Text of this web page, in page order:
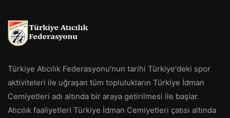
Türkiye Atıcılık Federasyonu'nun tarihi Türkiye'deki spor
aktiviteleri ile uğraşan tüm toplulukların Türkiye İdman
Cemiyetleri adı altında bir araya getirilmesi ile başlar.
Atıcılık faaliyetleri Türkiye İdman Cemiyetleri çatısı altında